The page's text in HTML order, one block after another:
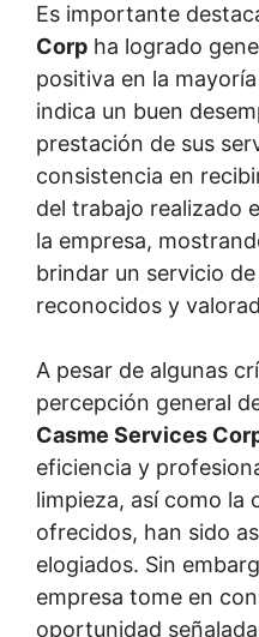
Es importante
Corp ha logrado
positiva en la
indica un buen
prestación de sus
consistencia en
del trabajo realizado
la empresa,
brindar un servicio
reconocidos y
A pesar de algunas
percepción general
Casme Services
eficiencia y
limpieza, así como la
ofrecidos, han sido
elogiados. Sin
empresa tome en
oportunidad